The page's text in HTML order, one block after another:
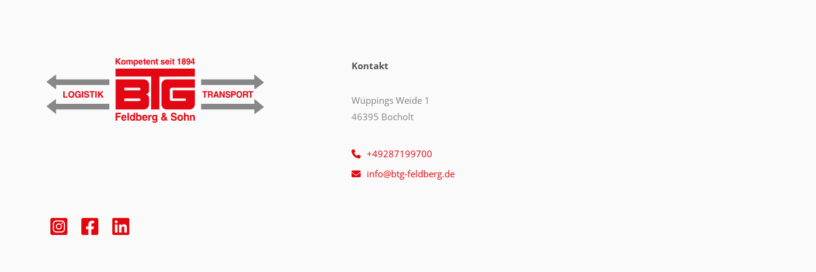
Kontakt
Wüppings Weide 1
46395 Bocholt
+49287199700
info@btg-feldberg.de